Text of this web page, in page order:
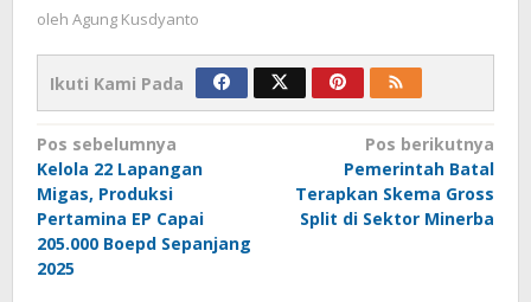
oleh Agung Kusdyanto
Ikuti Kami Pada
Navigasi
pos
Pos sebelumnya
Kelola 22 Lapangan
Migas, Produksi
Pertamina EP Capai
205.000 Boepd Sepanjang
2025
Pos berikutnya
Pemerintah Batal
Terapkan Skema Gross
Split di Sektor Minerba